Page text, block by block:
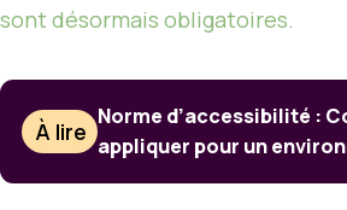
sont désormais obligatoires.
À lire
Norme d’accessibilité :
appliquer pour un